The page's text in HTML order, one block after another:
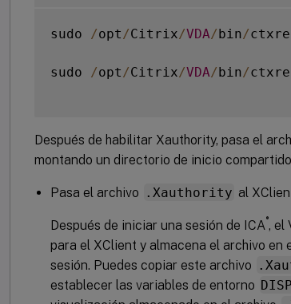
sudo /opt /Citrix/VDA/bin/
sudo /opt /Citrix/VDA/bin/
Después de habilitar Xauthority, pasa el
montando un directorio de inicio
Pasa el archivo .Xauthority al
Después de iniciar una sesión de ICA ®, el
para el XClient y almacena el archivo
sesión. Puedes copiar este archivo
establecer las variables de entorno